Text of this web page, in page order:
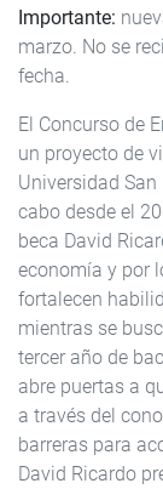
Importante:
marzo. No se
fecha.
El Concurso de
un proyecto de
Universidad San
cabo desde el
beca David
economía y por
fortalecen
mientras se
tercer año de
abre puertas a
a través del
barreras para
David Ricardo